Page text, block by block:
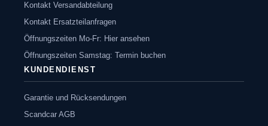
Kontakt Versandabteilung
Kontakt Ersatzteilanfragen
Öffnungszeiten Mo-Fr: Hier ansehen
Öffnungszeiten Samstag: Termin buchen
KUNDENDIENST
Garantie und Rücksendungen
Scandcar AGB